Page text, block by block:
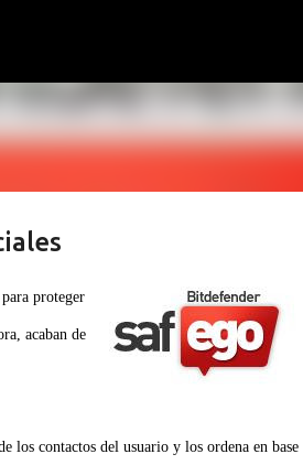
proteger
acaban de
los contactos del usuario y los ordena en base